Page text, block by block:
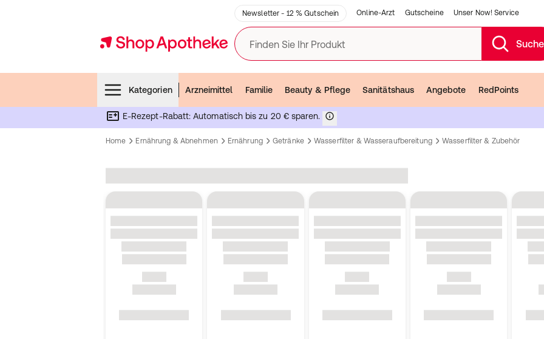
Newsletter - 12 % Gutschein Online-Arzt Gutscheine Unser Now! Service
Finden Sie Ihr Produkt
Kategorien
Arzneimittel Familie Beauty & Pflege Sanitätshaus Angebote RedPoints
E-Rezept-Rabatt: Automatisch bis zu 20 € sparen.
Home Ernährung & Abnehmen Ernährung Getränke Wasserfilter & Wasseraufbereitung Wasserfilter & Zubehör